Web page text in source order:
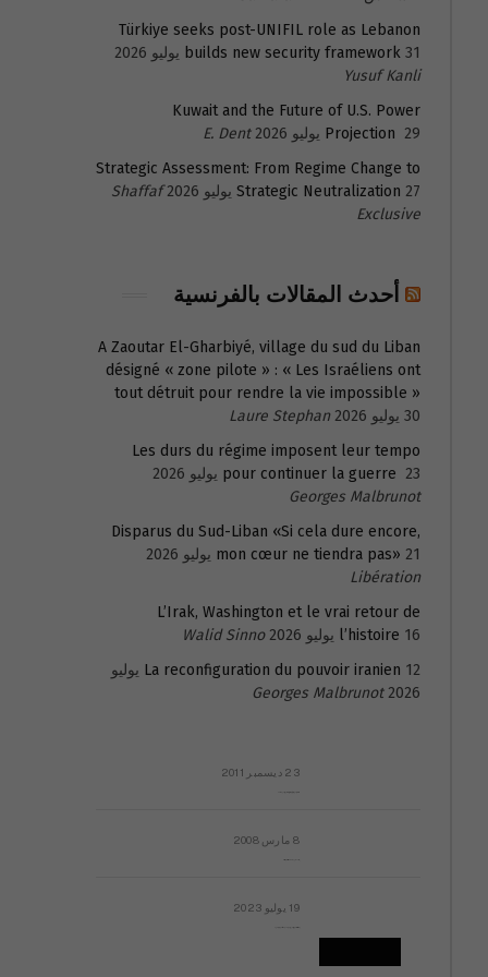
Türkiye seeks post-UNIFIL role as Lebanon
builds new security framework 31 يوليو 2026
Yusuf Kanli
Kuwait and the Future of U.S. Power
Projection 29 يوليو 2026
E. Dent
Strategic Assessment: From Regime Change to
Strategic Neutralization 27 يوليو 2026
Shaffaf
Exclusive
أحدث المقالات بالفرنسية
A Zaoutar El-Gharbiyé, village du sud du Liban
désigné « zone pilote » : « Les Israéliens ont
tout détruit pour rendre la vie impossible »
30 يوليو 2026
Laure Stephan
Les durs du régime imposent leur tempo
pour continuer la guerre 23 يوليو 2026
Georges Malbrunot
Disparus du Sud-Liban «Si cela dure encore,
mon cœur ne tiendra pas» 21 يوليو 2026
Libération
L’Irak, Washington et le vrai retour de
l’histoire 16 يوليو 2026
Walid Sinno
La reconfiguration du pouvoir iranien 12 يوليو
2026
Georges Malbrunot
23 ديسمبر 2011
8 مارس 2008
19 يوليو 2023